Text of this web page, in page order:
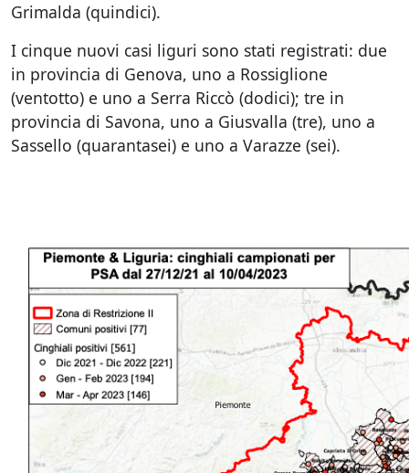
Grimalda (quindici).
I cinque nuovi casi liguri sono stati registrati: due
in provincia di Genova, uno a Rossiglione
(ventotto) e uno a Serra Riccò (dodici); tre in
provincia di Savona, uno a Giusvalla (tre), uno a
Sassello (quarantasei) e uno a Varazze (sei).